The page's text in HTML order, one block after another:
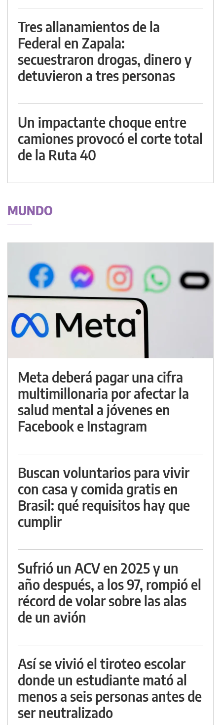
Tres allanamientos de la
Federal en Zapala:
secuestraron drogas, dinero y
detuvieron a tres personas
Un impactante choque entre
camiones provocó el corte total
de la Ruta 40
MUNDO
Meta deberá pagar una cifra
multimillonaria por afectar la
salud mental a jóvenes en
Facebook e Instagram
Buscan voluntarios para vivir
con casa y comida gratis en
Brasil: qué requisitos hay que
cumplir
Sufrió un ACV en 2025 y un
año después, a los 97, rompió el
récord de volar sobre las alas
de un avión
Así se vivió el tiroteo escolar
donde un estudiante mató al
menos a seis personas antes de
ser neutralizado